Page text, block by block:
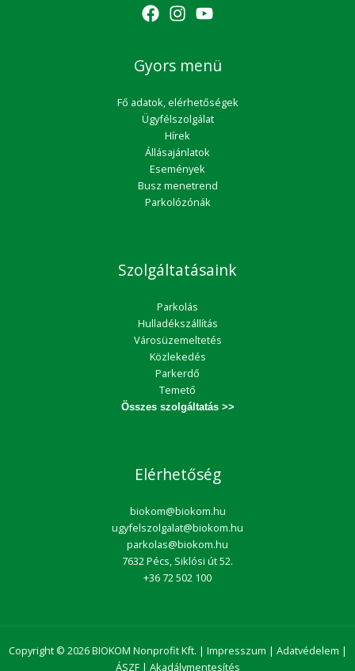
Gyors menü
Fő adatok, elérhetőségek
Ügyfélszolgálat
Hírek
Állásajánlatok
Események
Busz menetrend
Parkolózónák
Szolgáltatásaink
Parkolás
Hulladékszállítás
Városüzemeltetés
Közlekedés
Parkerdő
Temető
Összes szolgáltatás >>
Elérhetőség
biokom@biokom.hu
ugyfelszolgalat@biokom.hu
parkolas@biokom.hu
7632 Pécs, Siklósi út 52.
+36 72 502 100
Copyright © 2026 BIOKOM Nonprofit Kft. | Impresszum | Adatvédelem |
ÁSZF| Akadálymentesítés